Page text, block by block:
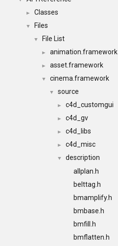
► Classes
▼ Files
▼ File List
► animation.framework
► asset.framework
▼ cinema.framework
▼ source
► c4d_customgui
► c4d_gv
► c4d_libs
► c4d_misc
▼
description
allplan.h
belttag.h
bmamplify.h
bmbase.h
bmfill.h
bmflatten.h